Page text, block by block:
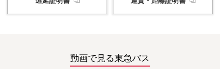
動画で見る東急バス